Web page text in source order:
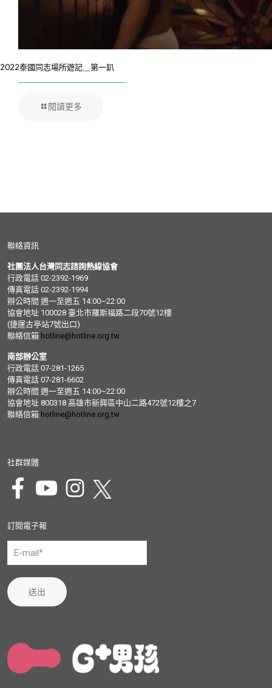
2022泰國同志場所遊記＿第一趴
閱讀更多
聯絡資訊
社團法人台灣同志諮詢熱線協會
行政電話 02-2392-1969
傳真電話 02-2392-1994
辦公時間 週一至週五 14:00~22:00
協會地址 100028 臺北市羅斯福路二段70號12樓
(捷運古亭站7號出口)
聯絡信箱 hotline@hotline.org.tw
南部辦公室
行政電話 07-281-1265
傳真電話 07-281-6602
辦公時間 週一至週五 14:00~22:00
協會地址 800318 高雄市新興區中山二路472號12樓之7
聯絡信箱 hotline@hotline.org.tw
社群媒體
訂閱電子報
送出